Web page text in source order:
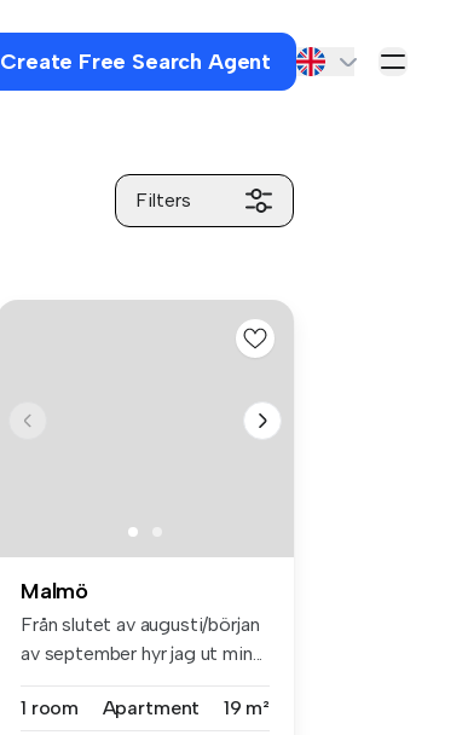
Create Free Search Agent
Filters
Malmö
Från slutet av augusti/början
av september hyr jag ut min...
1 room Apartment 19 m²